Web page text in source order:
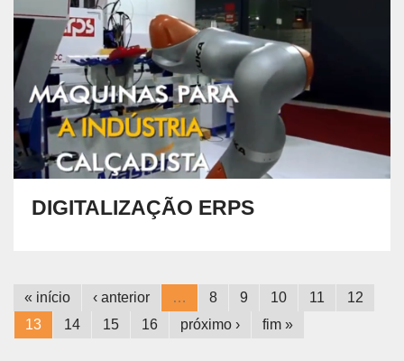
DIGITALIZAÇÃO ERPS
« início ‹ anterior … 8 9 10 11
12
13
14 15 16 próximo › fim »